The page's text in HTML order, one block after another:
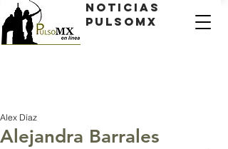
Noticias
PulsoMX
Alejandra Barrales
Alex Díaz